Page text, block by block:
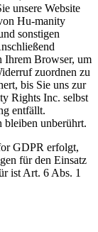
unsere Website
Hu-manity
sonstigen
Ihrem Browser, um
zuordnen zu
bis Sie uns zur
Rights Inc. selbst
entfällt.
bleiben unberührt.
GDPR erfolgt,
für den Einsatz
ist Art. 6 Abs. 1